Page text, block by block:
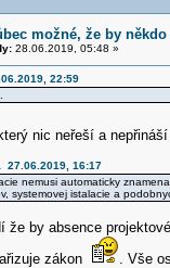
možné, že by
28.06.2019, 05:48 »
22:59
nic neřeší a
27.06.2019, 16:17
nemusi automaticky
systemovej istalacie a
že by absence
zákon
. Vše